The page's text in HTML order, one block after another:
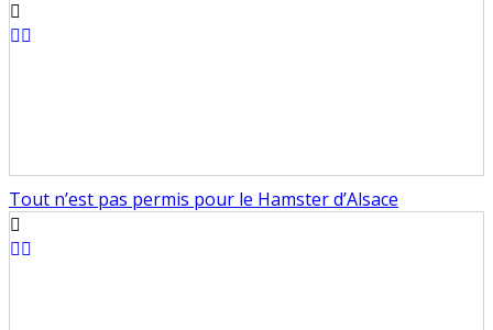
Tout n’est pas permis pour le Hamster d’Alsace